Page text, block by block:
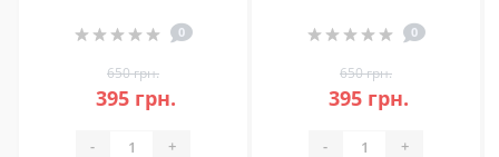
0
650 грн.
395 грн.
- +
0
650 грн.
395 грн.
- +